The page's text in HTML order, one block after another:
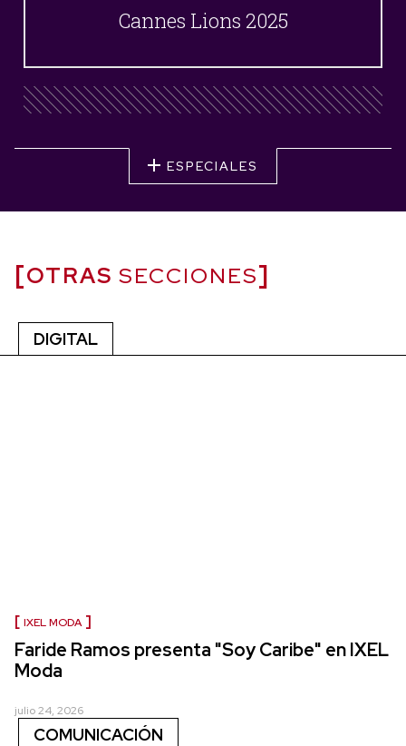
Cannes Lions 2025
ESPECIALES
OTRAS SECCIONES
DIGITAL
IXEL MODA
Faride Ramos presenta "Soy Caribe" en IXEL
Moda
julio 24, 2026
COMUNICACIÓN